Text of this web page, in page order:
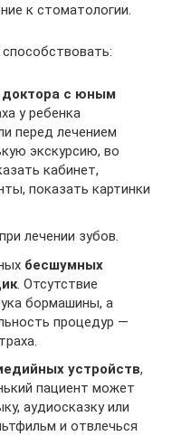
к стоматологии.
с юным
у ребенка
перед лечением
экскурсию, во
кабинет,
показать картинки
при лечении зубов.
бесшумных
. Отсутствие
бормашины, а
процедур —
устройств,
пациент может
аудиосказку или
и отвлечься